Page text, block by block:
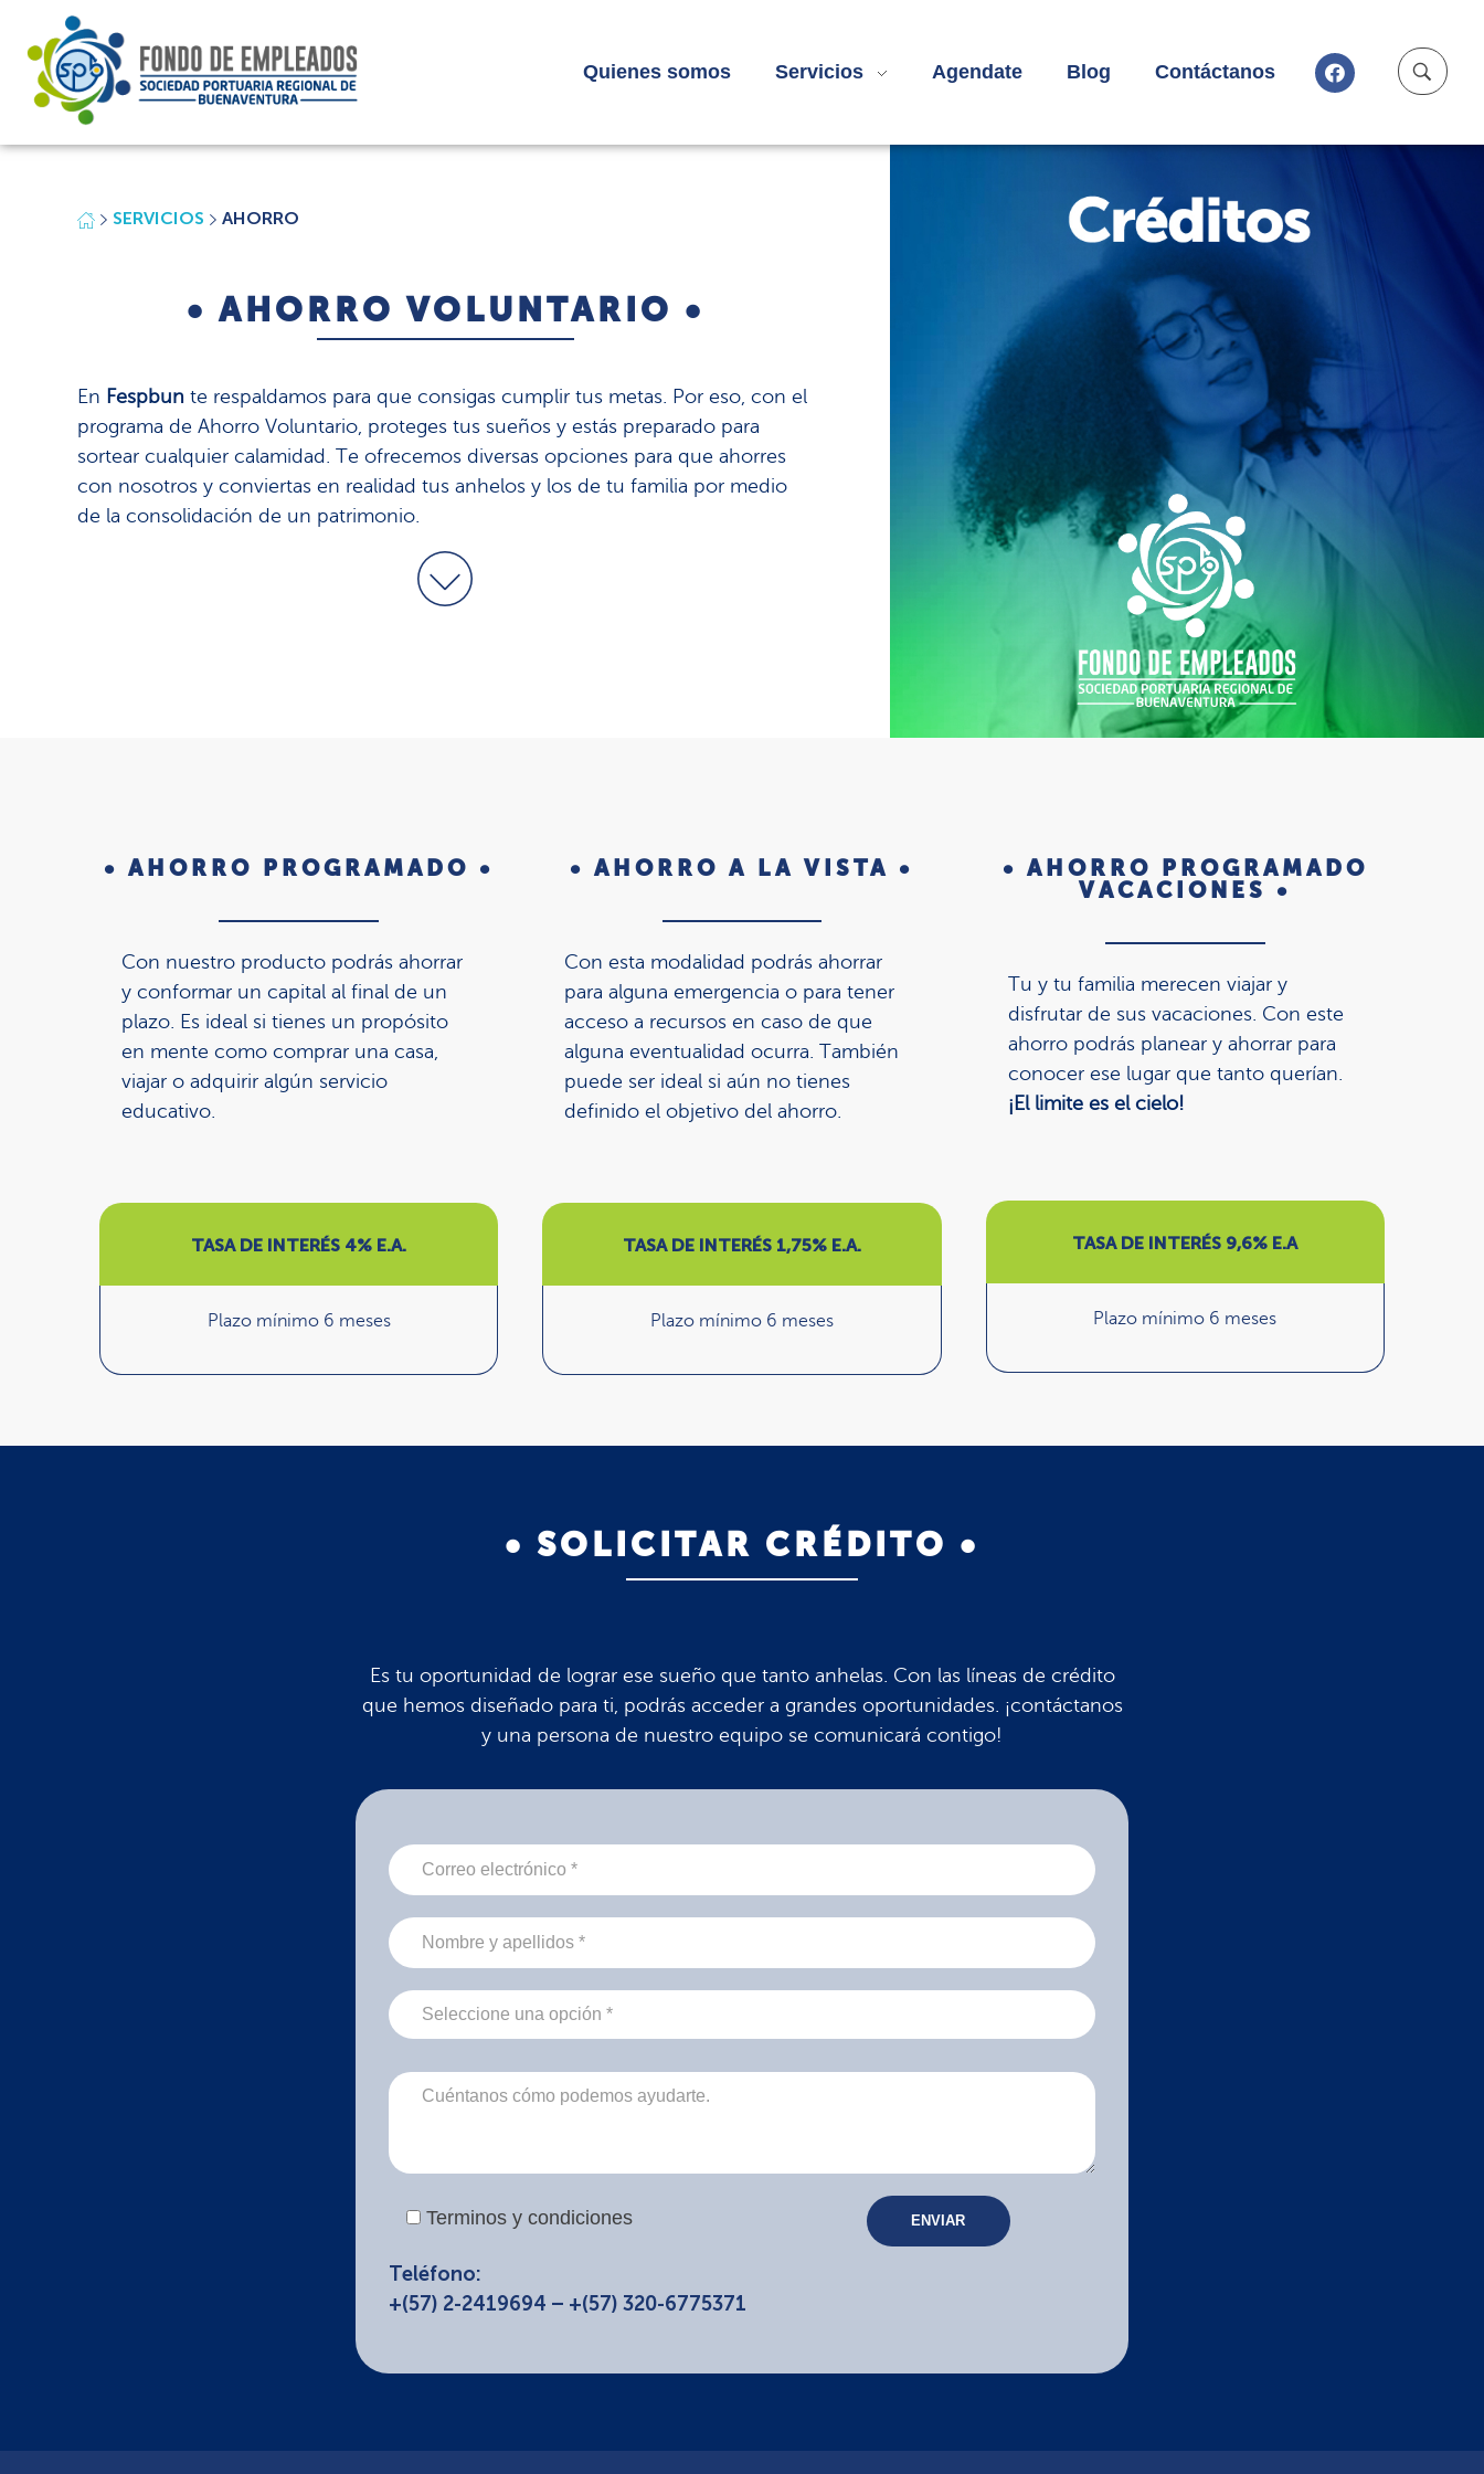
Fespbun
Quienes somos Servicios Agendate Blog Contáctanos
SERVICIOS AHORRO
• AHORRO VOLUNTARIO •
En Fespbun te respaldamos para que consigas cumplir tus metas. Por eso, con el
programa de Ahorro Voluntario, proteges tus sueños y estás preparado para
sortear cualquier calamidad. Te ofrecemos diversas opciones para que ahorres
con nosotros y conviertas en realidad tus anhelos y los de tu familia por medio
de la consolidación de un patrimonio.
• AHORRO PROGRAMADO •
Con nuestro producto podrás ahorrar
y conformar un capital al final de un
plazo. Es ideal si tienes un propósito
en mente como comprar una casa,
viajar o adquirir algún servicio
educativo.
TASA DE INTERÉS 4% E.A.
Plazo mínimo 6 meses
• AHORRO A LA VISTA •
Con esta modalidad podrás ahorrar
para alguna emergencia o para tener
acceso a recursos en caso de que
alguna eventualidad ocurra. También
puede ser ideal si aún no tienes
definido el objetivo del ahorro.
TASA DE INTERÉS 1,75% E.A.
Plazo mínimo 6 meses
• AHORRO PROGRAMADO
VACACIONES •
Tu y tu familia merecen viajar y
disfrutar de sus vacaciones. Con este
ahorro podrás planear y ahorrar para
conocer ese lugar que tanto querían.
¡El limite es el cielo!
TASA DE INTERÉS 9,6% E.A
Plazo mínimo 6 meses
• SOLICITAR CRÉDITO •
Es tu oportunidad de lograr ese sueño que tanto anhelas. Con las líneas de crédito
que hemos diseñado para ti, podrás acceder a grandes oportunidades. ¡contáctanos
y una persona de nuestro equipo se comunicará contigo!
Terminos y condiciones
Teléfono:
+(57) 2-2419694 – +(57) 320-6775371